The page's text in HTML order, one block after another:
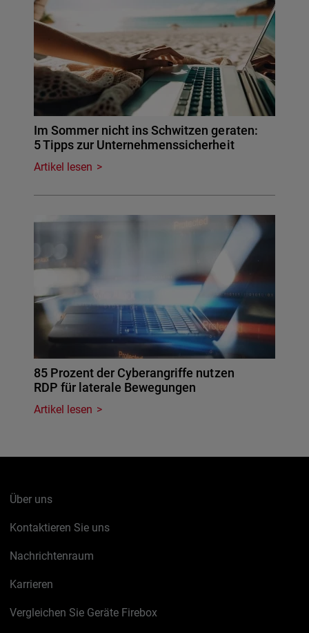
Im Sommer nicht ins Schwitzen geraten:
5 Tipps zur Unternehmenssicherheit
Artikel lesen
85 Prozent der Cyberangriffe nutzen
RDP für laterale Bewegungen
Artikel lesen
Über uns
Kontaktieren Sie uns
Nachrichtenraum
Karrieren
Vergleichen Sie Geräte Firebox